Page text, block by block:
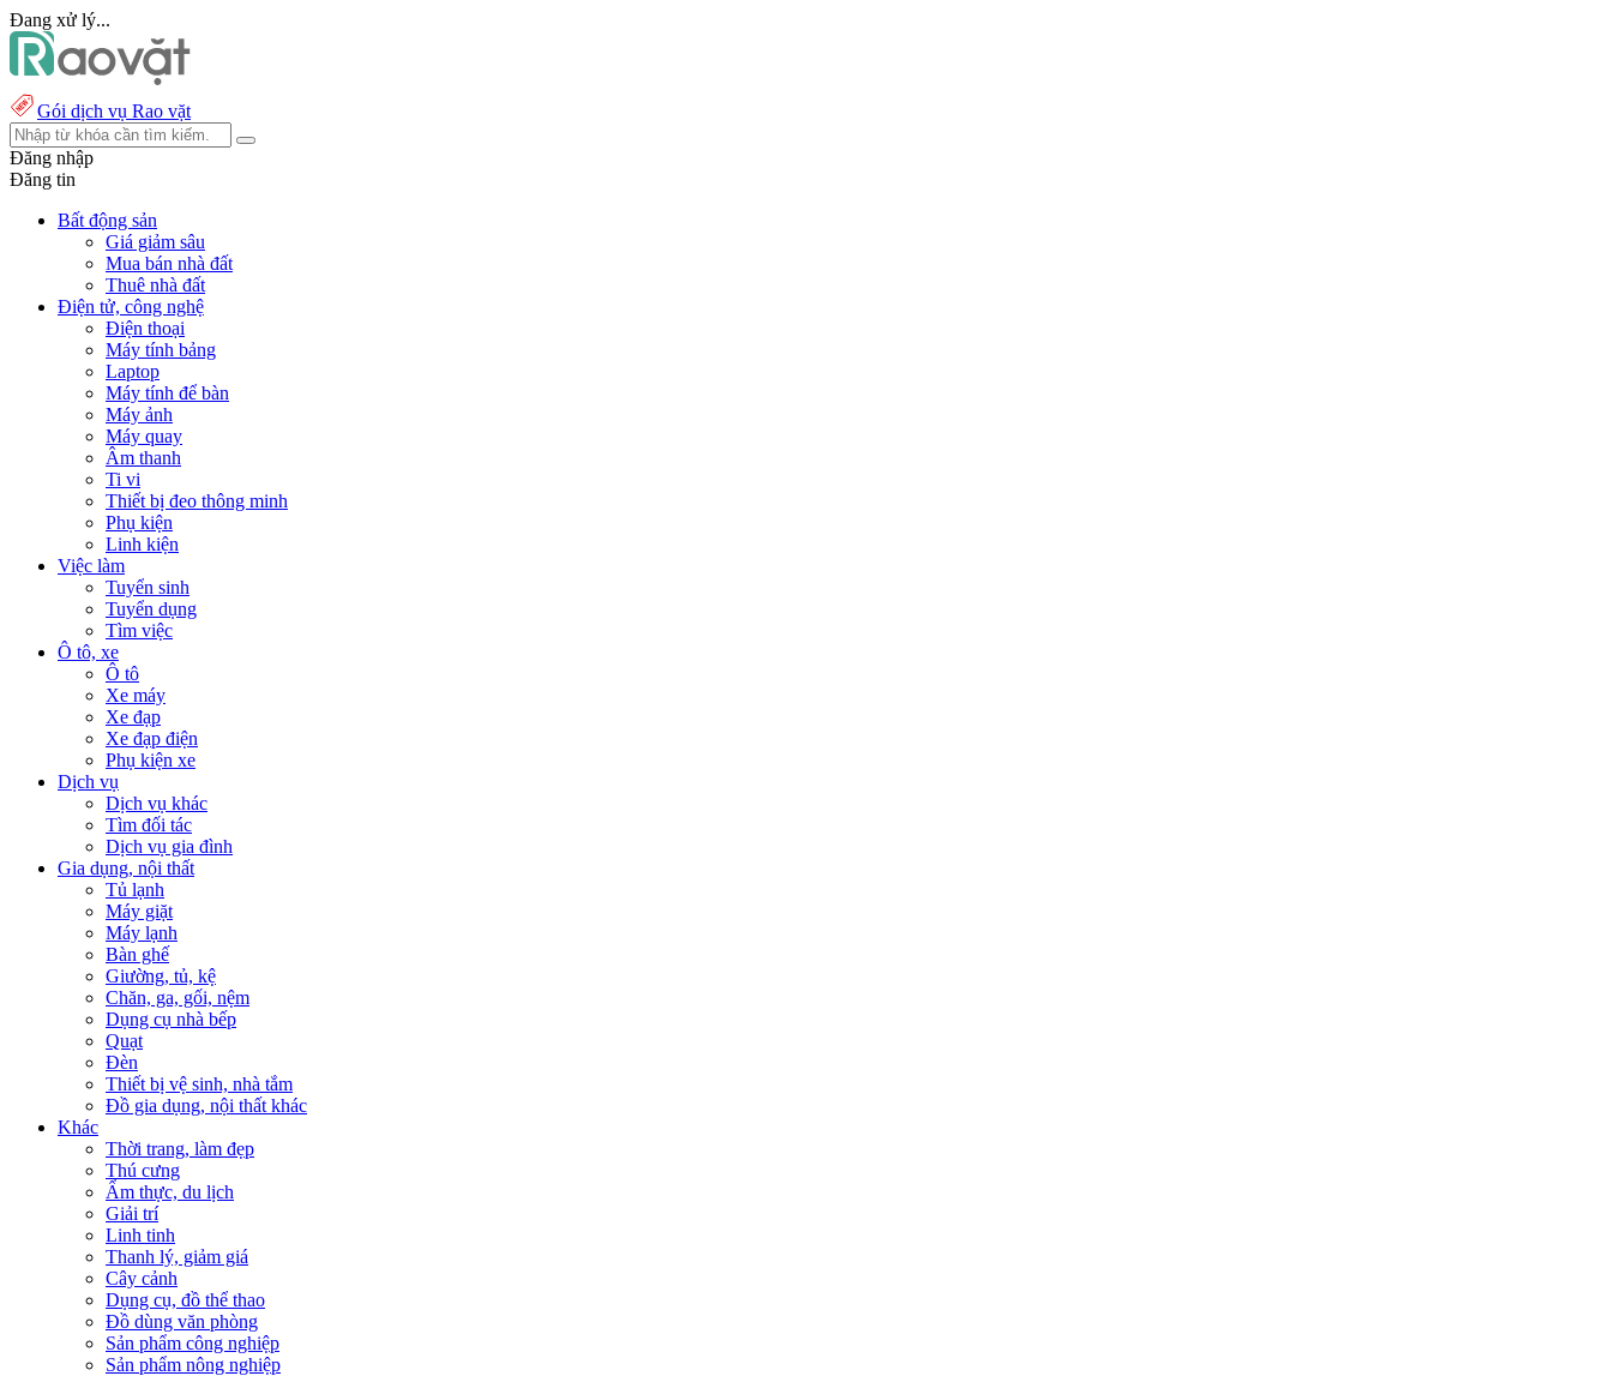
Đang xử lý...
Gói dịch vụ Rao vặt
Đăng nhập
Đăng tin
Bất động sản
Giá giảm sâu
Mua bán nhà đất
Thuê nhà đất
Điện tử, công nghệ
Điện thoại
Máy tính bảng
Laptop
Máy tính để bàn
Máy ảnh
Máy quay
Âm thanh
Ti vi
Thiết bị đeo thông minh
Phụ kiện
Linh kiện
Việc làm
Tuyển sinh
Tuyển dụng
Tìm việc
Ô tô, xe
Ô tô
Xe máy
Xe đạp
Xe đạp điện
Phụ kiện xe
Dịch vụ
Dịch vụ khác
Tìm đối tác
Dịch vụ gia đình
Gia dụng, nội thất
Tủ lạnh
Máy giặt
Máy lạnh
Bàn ghế
Giường, tủ, kệ
Chăn, ga, gối, nệm
Dụng cụ nhà bếp
Quạt
Đèn
Thiết bị vệ sinh, nhà tắm
Đồ gia dụng, nội thất khác
Khác
Thời trang, làm đẹp
Thú cưng
Ẩm thực, du lịch
Giải trí
Linh tinh
Thanh lý, giảm giá
Cây cảnh
Dụng cụ, đồ thể thao
Đồ dùng văn phòng
Sản phẩm công nghiệp
Sản phẩm nông nghiệp